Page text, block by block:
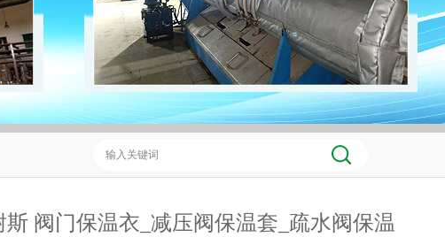
斯 阀门保温衣_减压阀保温套_疏水阀保温